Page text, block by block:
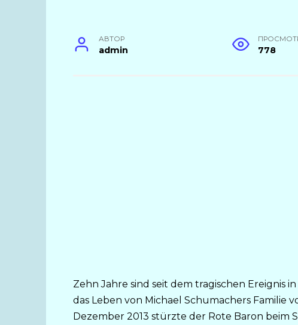
АВТОР
admin 778
Zehn Jahre sind seit dem tragischen Ereignis
das Leben von Michael Schumachers Familie
Dezember 2013 stürzte der Rote Baron beim